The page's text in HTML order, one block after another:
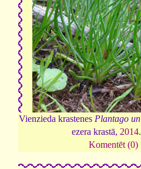
Vienzieda krastenes Plantago
ezera krastā, 2014
Komentēt (0)